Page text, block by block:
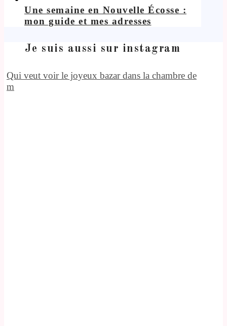
Une semaine en Nouvelle Écosse :
mon guide et mes adresses
Je suis aussi sur instagram
Qui veut voir le joyeux bazar dans la chambre de
m